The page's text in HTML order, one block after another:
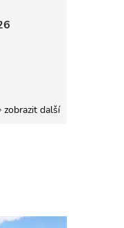
zobrazit další